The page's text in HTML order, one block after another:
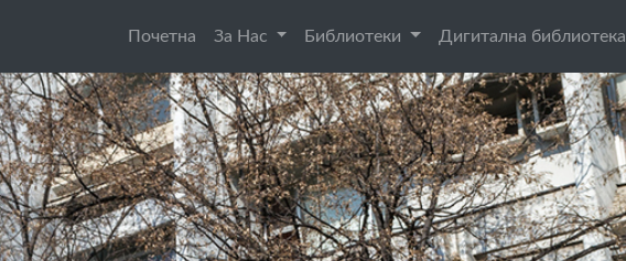
Почетна За Нас Библиотеки Дигитална библиотека